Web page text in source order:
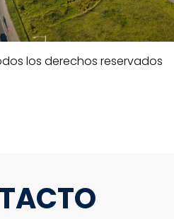
los derechos reservados